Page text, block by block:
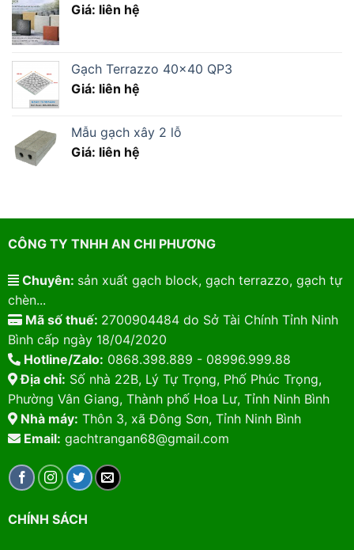
Giá: liên hệ
Gạch Terrazzo 40×40 QP3
Giá: liên hệ
Mẫu gạch xây 2 lỗ
Giá: liên hệ
CÔNG TY TNHH AN CHI PHƯƠNG
Chuyên: sản xuất gạch block, gạch terrazzo, gạch tự
chèn...
Mã số thuế: 2700904484 do Sở Tài Chính Tỉnh Ninh
Bình cấp ngày 18/04/2020
Hotline/Zalo: 0868.398.889 - 08996.999.88
Địa chỉ: Số nhà 22B, Lý Tự Trọng, Phố Phúc Trọng,
Phường Vân Giang, Thành phố Hoa Lư, Tỉnh Ninh Bình
Nhà máy: Thôn 3, xã Đông Sơn, Tỉnh Ninh Bình
Email: gachtrangan68@gmail.com
CHÍNH SÁCH